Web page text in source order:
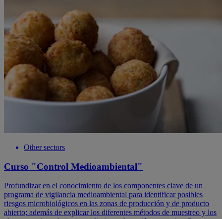
Other sectors
Curso "Control Medioambiental"
Profundizar en el conocimiento de los componentes clave de un
programa de vigilancia medioambiental para identificar posibles
riesgos microbiológicos en las zonas de producción y de producto
abierto; además de explicar los diferentes métodos de muestreo y los